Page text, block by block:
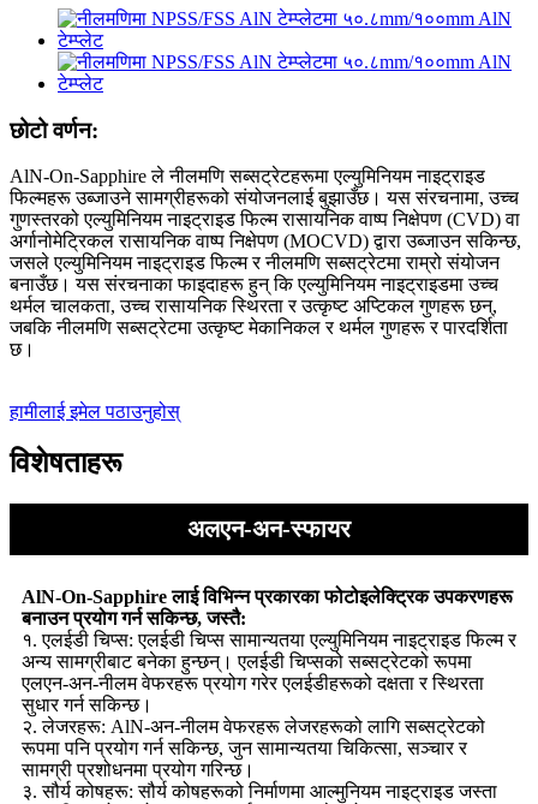
छोटो वर्णन:
AlN-On-Sapphire ले नीलमणि सब्सट्रेटहरूमा एल्युमिनियम नाइट्राइड
फिल्महरू उब्जाउने सामग्रीहरूको संयोजनलाई बुझाउँछ। यस संरचनामा, उच्च
गुणस्तरको एल्युमिनियम नाइट्राइड फिल्म रासायनिक वाष्प निक्षेपण (CVD) वा
अर्गानोमेट्रिकल रासायनिक वाष्प निक्षेपण (MOCVD) द्वारा उब्जाउन सकिन्छ,
जसले एल्युमिनियम नाइट्राइड फिल्म र नीलमणि सब्सट्रेटमा राम्रो संयोजन
बनाउँछ। यस संरचनाका फाइदाहरू हुन् कि एल्युमिनियम नाइट्राइडमा उच्च
थर्मल चालकता, उच्च रासायनिक स्थिरता र उत्कृष्ट अप्टिकल गुणहरू छन्,
जबकि नीलमणि सब्सट्रेटमा उत्कृष्ट मेकानिकल र थर्मल गुणहरू र पारदर्शिता
छ।
हामीलाई इमेल पठाउनुहोस्
विशेषताहरू
अलएन-अन-स्फायर
AlN-On-Sapphire लाई विभिन्न प्रकारका फोटोइलेक्ट्रिक उपकरणहरू
बनाउन प्रयोग गर्न सकिन्छ, जस्तै:
१. एलईडी चिप्स: एलईडी चिप्स सामान्यतया एल्युमिनियम नाइट्राइड फिल्म र
अन्य सामग्रीबाट बनेका हुन्छन्। एलईडी चिप्सको सब्सट्रेटको रूपमा
एलएन-अन-नीलम वेफरहरू प्रयोग गरेर एलईडीहरूको दक्षता र स्थिरता
सुधार गर्न सकिन्छ।
२. लेजरहरू: AlN-अन-नीलम वेफरहरू लेजरहरूको लागि सब्सट्रेटको
रूपमा पनि प्रयोग गर्न सकिन्छ, जुन सामान्यतया चिकित्सा, सञ्चार र
सामग्री प्रशोधनमा प्रयोग गरिन्छ।
३. सौर्य कोषहरू: सौर्य कोषहरूको निर्माणमा आल्मुनियम नाइट्राइड जस्ता